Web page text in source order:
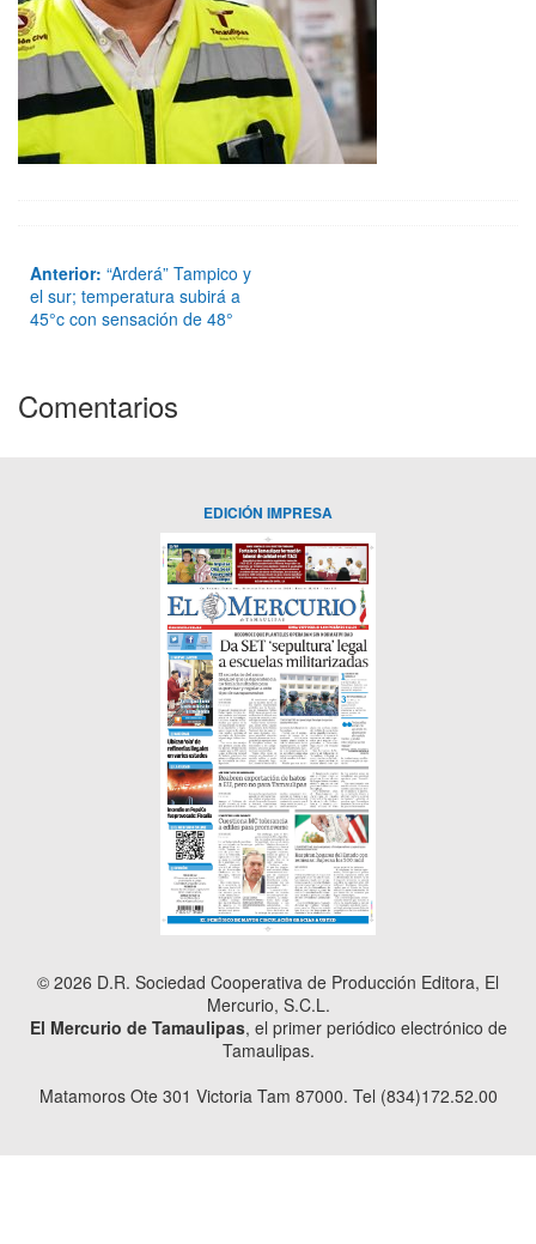
Anterior: “Arderá” Tampico y
el sur; temperatura subirá a
45°c con sensación de 48°
Comentarios
EDICIÓN IMPRESA
© 2026 D.R. Sociedad Cooperativa de Producción Editora, El
Mercurio, S.C.L.
El Mercurio de Tamaulipas, el primer periódico electrónico de
Tamaulipas.
Matamoros Ote 301 Victoria Tam 87000. Tel (834)172.52.00